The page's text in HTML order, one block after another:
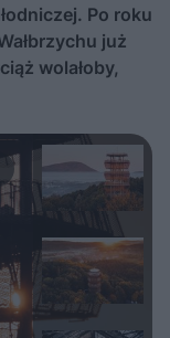
Po roku
już
wolałoby,